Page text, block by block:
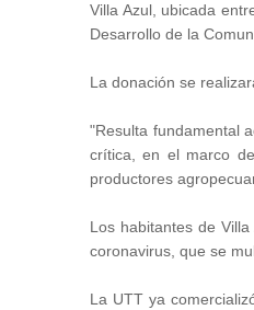
Villa Azul, ubicada
Desarrollo de la
La donación se
"Resulta fundamental
crítica, en el marco
productores
Los habitantes de
coronavirus, que se
La UTT ya